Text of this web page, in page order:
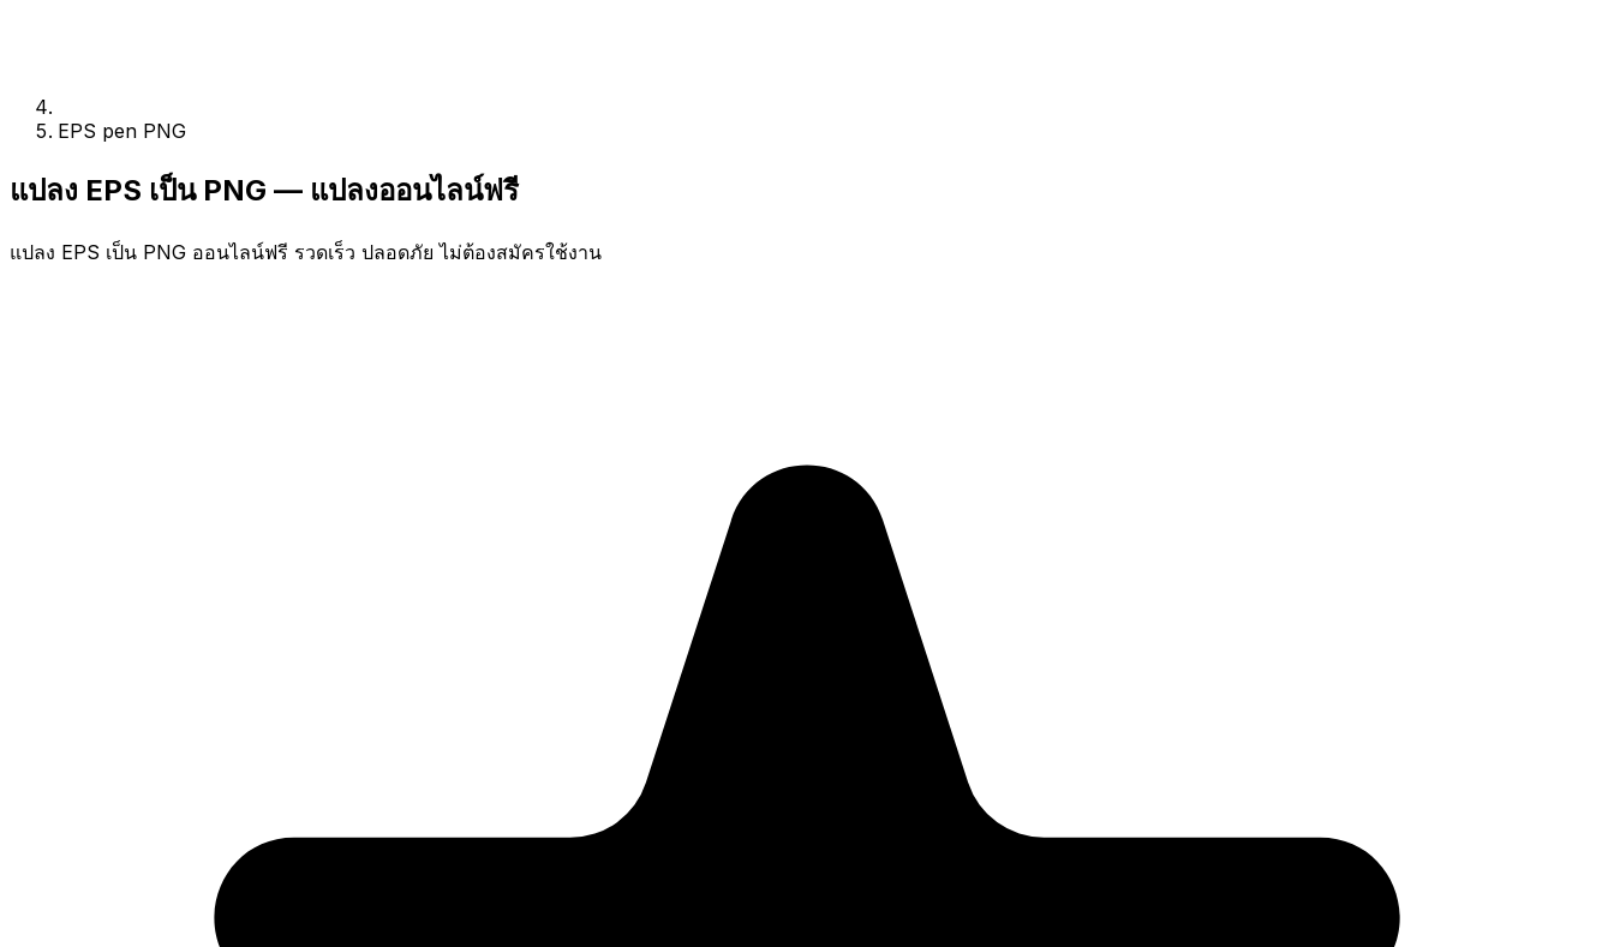
EPS pen PNG
แปลง EPS เป็น PNG — แปลงออนไลน์ฟรี
แปลง EPS เป็น PNG ออนไลน์ฟรี รวดเร็ว ปลอดภัย ไม่ต้องสมัครใช้งาน